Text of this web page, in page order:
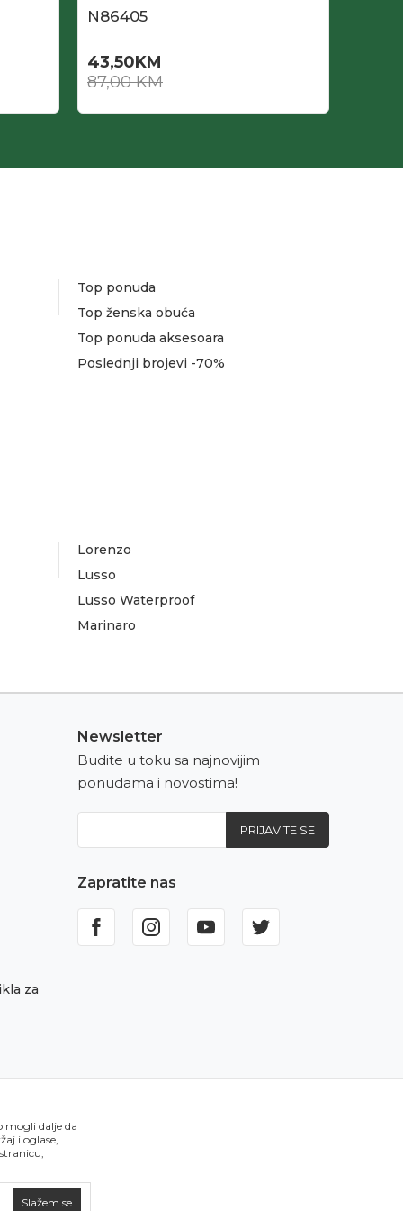
N86405
43,50KM
87,00KM
Top ponuda
Top ženska obuća
Top ponuda aksesoara
Poslednji brojevi -70%
Lorenzo
Lusso
Lusso Waterproof
Marinaro
za
Newsletter
Budite u toku sa najnovijim
ponudama i novostima!
PRIJAVITE SE
Zapratite nas
mogli dalje da
i oglase,
Slažem se